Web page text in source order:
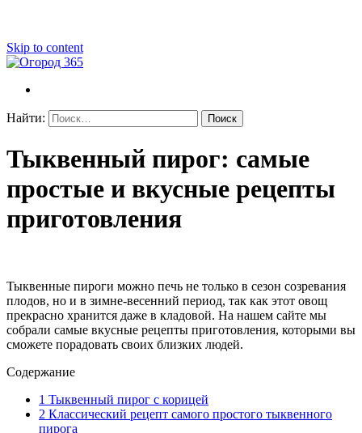
Skip to content
Огород 365
Советы огородникам
Найти:
Тыквенный пирог: самые
простые и вкусные рецепты
приготовления
Тыквенные пироги можно печь не только в сезон созревания
плодов, но и в зимне-весенний период, так как этот овощ
прекрасно хранится даже в кладовой. На нашем сайте мы
собрали самые вкусные рецепты приготовления, которыми вы
сможете порадовать своих близких людей.
Содержание
1 Тыквенный пирог с корицей
2 Классический рецепт самого простого тыквенного
пирога